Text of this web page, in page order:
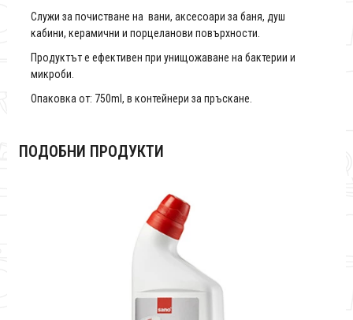
Служи за почистване на вани, аксесоари за баня, душ
кабини, керамични и порцеланови повърхности.
Продуктът е ефективен при унищожаване на бактерии и
микроби.
Опаковка от: 750ml, в контейнери за пръскане.
ПОДОБНИ ПРОДУКТИ